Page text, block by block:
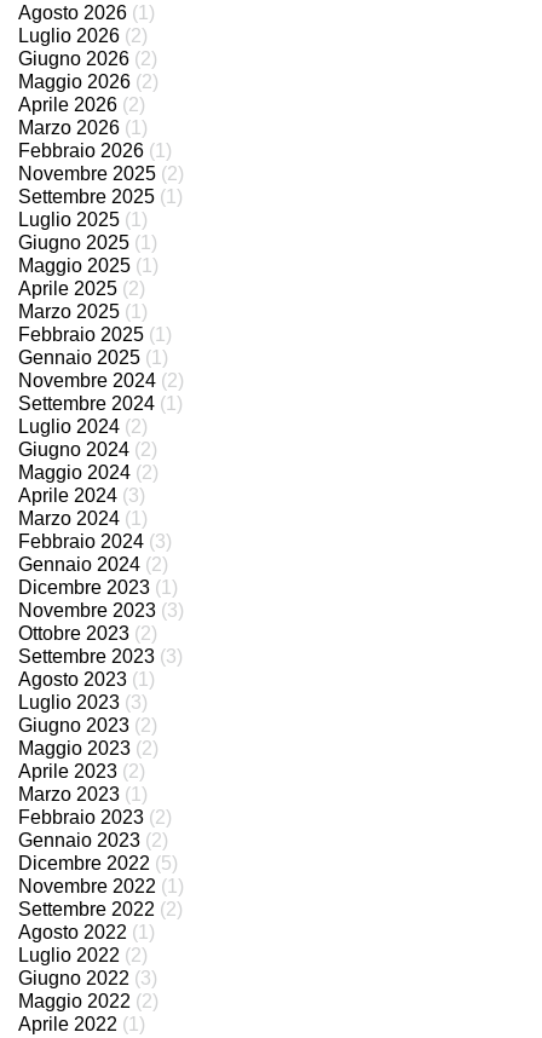
Agosto 2026 (1)
Luglio 2026 (2)
Giugno 2026 (2)
Maggio 2026 (2)
Aprile 2026 (2)
Marzo 2026 (1)
Febbraio 2026 (1)
Novembre 2025 (2)
Settembre 2025 (1)
Luglio 2025 (1)
Giugno 2025 (1)
Maggio 2025 (1)
Aprile 2025 (2)
Marzo 2025 (1)
Febbraio 2025 (1)
Gennaio 2025 (1)
Novembre 2024 (2)
Settembre 2024 (1)
Luglio 2024 (2)
Giugno 2024 (2)
Maggio 2024 (2)
Aprile 2024 (3)
Marzo 2024 (1)
Febbraio 2024 (3)
Gennaio 2024 (2)
Dicembre 2023 (1)
Novembre 2023 (3)
Ottobre 2023 (2)
Settembre 2023 (3)
Agosto 2023 (1)
Luglio 2023 (3)
Giugno 2023 (2)
Maggio 2023 (2)
Aprile 2023 (2)
Marzo 2023 (1)
Febbraio 2023 (2)
Gennaio 2023 (2)
Dicembre 2022 (5)
Novembre 2022 (1)
Settembre 2022 (2)
Agosto 2022 (1)
Luglio 2022 (2)
Giugno 2022 (3)
Maggio 2022 (2)
Aprile 2022 (1)